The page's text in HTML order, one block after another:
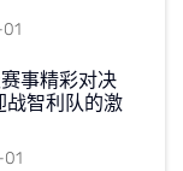
事精彩对决
战智利队的激